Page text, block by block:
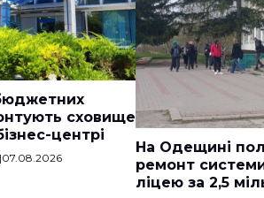
сховище
центрі
|07.08.2026
На Одещині
ремонт
ліцею за 2,5